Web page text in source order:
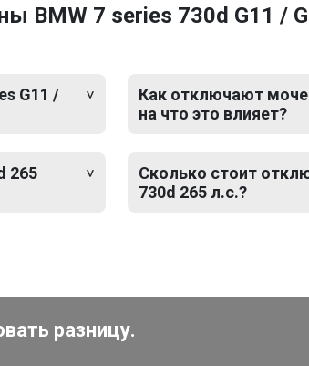
BMW 7 series 730d G11 /
G11 /
265
Как отключают
на что это влияет?
Сколько стоит
730d 265 л.с.?
разницу.